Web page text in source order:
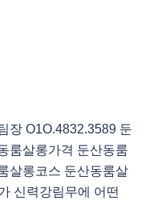
장 O1O.4832.3589 둔
룸살롱가격 둔산동룸
살롱코스 둔산동룸살
신력강림무에 어떤